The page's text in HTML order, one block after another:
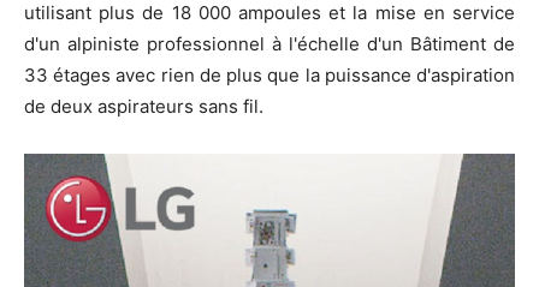
utilisant plus de 18 000 ampoules et la mise en service
d'un alpiniste professionnel à l'échelle d'un Bâtiment de
33 étages avec rien de plus que la puissance d'aspiration
de deux aspirateurs sans fil.